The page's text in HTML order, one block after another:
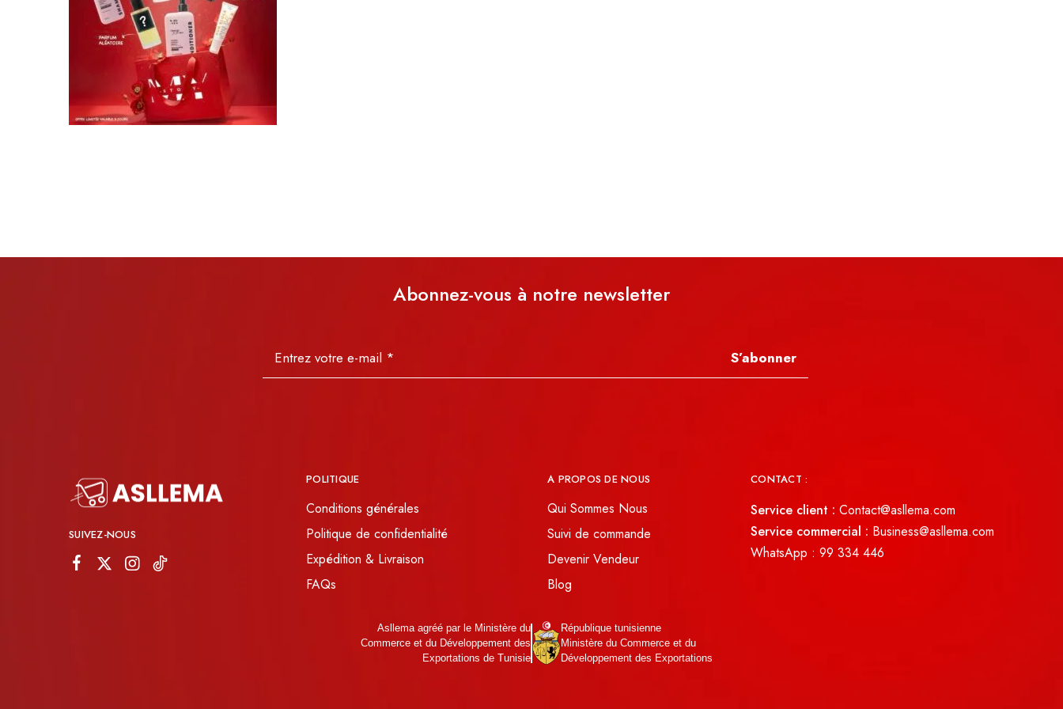
TARKIBA
TAKALIDNA
PERLES UNIVERS
Abonnez-vous à notre newsletter
S’abonner
SUIVEZ-NOUS
POLITIQUE
Conditions générales
Politique de confidentialité
Expédition & Livraison
FAQs
A PROPOS DE NOUS
Qui Sommes Nous
Suivi de commande
Devenir Vendeur
Blog
CONTACT :
Service client : Contact@asllema.com
Service commercial : Business@asllema.com
WhatsApp : 99 334 446
Asllema agréé par le Ministère du
Commerce et du Développement des
Exportations de Tunisie
République tunisienne
Ministère du Commerce et du
Développement des Exportations